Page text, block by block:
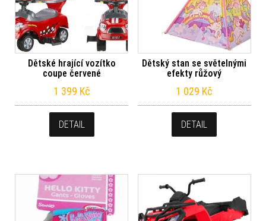
Dětské hrající vozítko
coupe červené
1 399 Kč
DETAIL
Dětský stan se světelnými
efekty růžový
1 029 Kč
DETAIL